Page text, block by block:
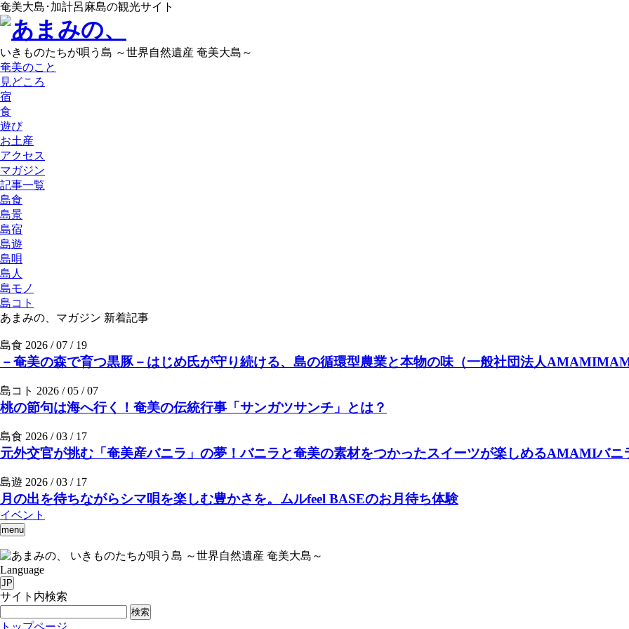
奄美大島･加計呂麻島の観光サイト
いきものたちが唄う島 ～世界自然遺産 奄美大島～
奄美のこと
見どころ
宿
食
遊び
お土産
アクセス
マガジン
記事一覧
島食
島景
島宿
島遊
島唄
島人
島モノ
島コト
あまみの、マガジン 新着記事
島食 2026 / 07 / 19
－奄美の森で育つ黒豚－はじめ氏が守り続ける、島の循環型農業と本物の味（一般社団法人
島コト 2026 / 05 / 07
桃の節句は海へ行く！奄美の伝統行事「サンガツサンチ」とは？
島食 2026 / 03 / 17
元外交官が挑む「奄美産バニラ」の夢！バニラと奄美の素材をつかったスイーツが楽しめるAMAMIバニ
島遊 2026 / 03 / 17
月の出を待ちながらシマ唄を楽しむ豊かさを。ムルfeel BASEのお月待ち体験
イベント
menu
いきものたちが唄う島 ～世界自然遺産 奄美大島～
Language
JP
サイト内検索
検索
トップページ